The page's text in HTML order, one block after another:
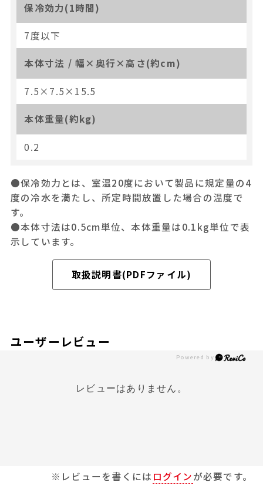
保冷効力(1時間)
7度以下
本体寸法 / 幅×奥行×高さ(約cm)
7.5×7.5×15.5
本体重量(約kg)
0.2
●保冷効力とは、室温20度において製品に規定量の4
度の冷水を満たし、所定時間放置した場合の温度で
す。
●本体寸法は0.5cm単位、本体重量は0.1kg単位で表
示しています。
取扱説明書(PDFファイル)
ユーザーレビュー
レビューはありません。
※レビューを書くには ログインが必要です。